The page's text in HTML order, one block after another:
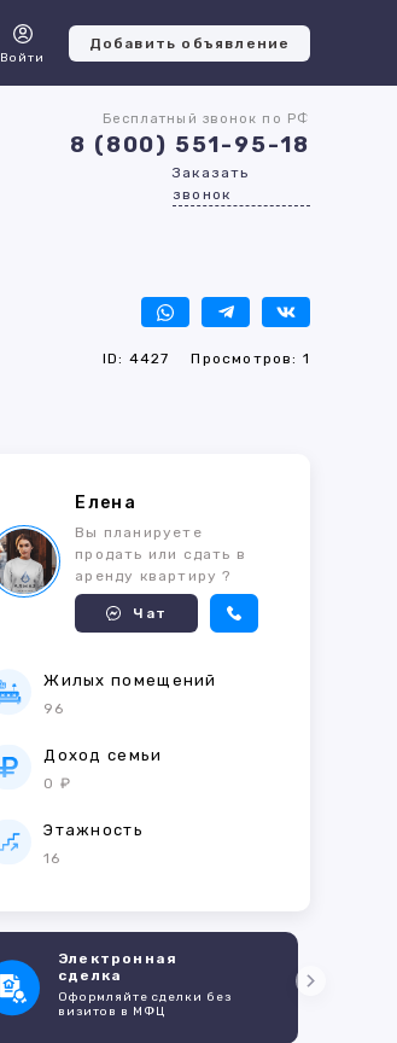
Войти
Добавить объявление
Бесплатный звонок по РФ
8 (800) 551-95-18
Заказать
звонок
ID: 4427 Просмотров: 1
Елена
Вы планируете
продать или сдать в
аренду квартиру ?
Чат
Жилых помещений
96
Доход семьи
0 ₽
Этажность
16
Электронная
сделка
Оформляйте сделки без
визитов в МФЦ